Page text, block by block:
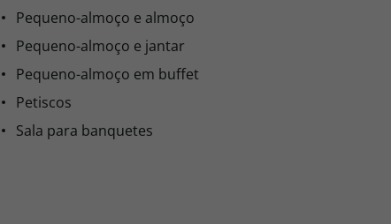
Pequeno-almoço e almoço
Pequeno-almoço e jantar
Pequeno-almoço em buffet
Petiscos
Sala para banquetes